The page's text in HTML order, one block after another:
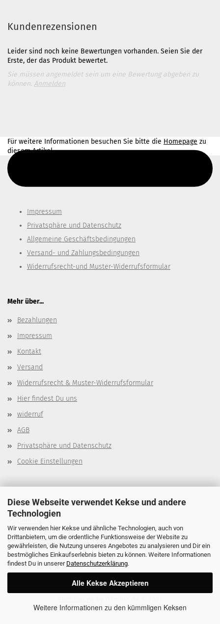
Diese Webseite verwendet Kekse und andere
Technologien
Wir verwenden hier Kekse und ähnliche Technologien, auch von
Drittanbietern, um die ordentliche Funktionsweise der Website zu
gewährleisten, die Nutzung unseres Angebotes zu analysieren und Dir ein
bestmögliches Einkaufserlebnis bieten zu können. Weitere Informationen
findest Du in unserer Datenschutzerklärung.
Alle Kekse Akzeptieren
Weitere Informationen zu den kümmligen Keksen
Kundenrezensionen
Leider sind noch keine Bewertungen vorhanden. Seien Sie der
Erste, der das Produkt bewertet.
Sie müssen angemeldet sein um eine Bewertung abgeben zu
können. Anmelden
Für weitere Informationen besuchen Sie bitte die Homepage zu
diesem Artikel.
Impressum
Privatsphäre und Datenschutz
Allgemeine Geschäftsbedingungen
Versand- und Zahlungsbedingungen
Widerrufsrecht-und Muster-Widerrufsformular
Mehr über...
Bezahlungen
Impressum
Kontakt
Versand
Widerrufsrecht & Muster-Widerrufsformular
Hier findest Du uns
widerruf
AGB
Privatsphäre und Datenschutz
Cookie Einstellungen
Über mich
Dein Tier
Wichtige Links